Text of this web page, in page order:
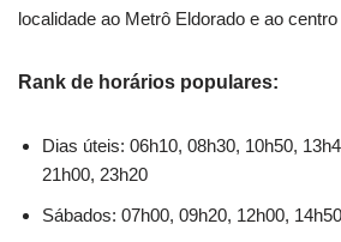
localidade ao Metrô Eldorado e ao
Rank de horários populares:
Dias úteis: 06h10, 08h30, 10h50,
21h00, 23h20
Sábados: 07h00, 09h20, 12h00,